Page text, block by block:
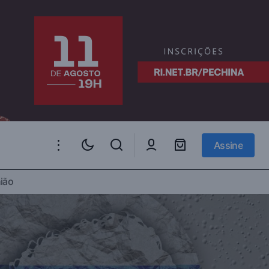
Assine
contra a
a Assembleia Geral da ONU e aqui está o
motivo